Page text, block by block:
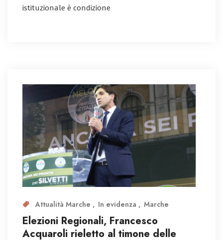
istituzionale è condizione
Attualità Marche In evidenza Marche
Elezioni Regionali, Francesco
Acquaroli rieletto al timone delle